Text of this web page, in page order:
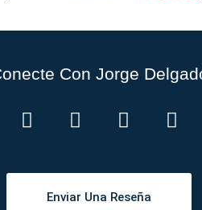
Con Jorge
Enviar Una Reseña